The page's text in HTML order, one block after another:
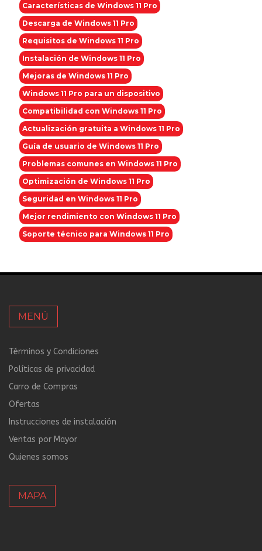
Características de Windows 11 Pro
Descarga de Windows 11 Pro
Requisitos de Windows 11 Pro
Instalación de Windows 11 Pro
Mejoras de Windows 11 Pro
Windows 11 Pro para un dispositivo
Compatibilidad con Windows 11 Pro
Actualización gratuita a Windows 11 Pro
Guía de usuario de Windows 11 Pro
Problemas comunes en Windows 11 Pro
Optimización de Windows 11 Pro
Seguridad en Windows 11 Pro
Mejor rendimiento con Windows 11 Pro
Soporte técnico para Windows 11 Pro
MENÚ
Términos y Condiciones
Políticas de privacidad
Carro de Compras
Ofertas
Instrucciones de instalación
Ventas por Mayor
Quienes somos
MAPA